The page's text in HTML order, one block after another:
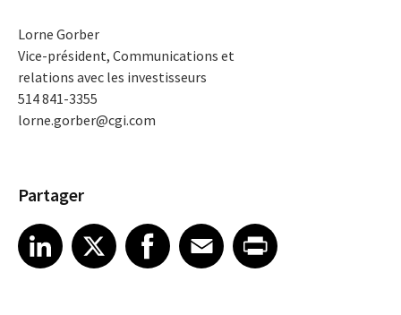
Lorne Gorber
Vice-président, Communications et
relations avec les investisseurs
514 841-3355
lorne.gorber@cgi.com
Partager
Share article on LinkedIn
LinkedIn
Share article on XShare article on Facebook
Facebook
Share article on Email
EmailShare article on Print